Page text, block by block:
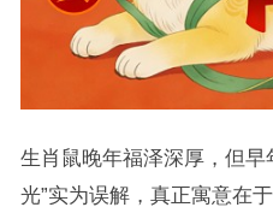
生肖鼠晚年福泽深厚，但早
光”实为误解，真正寓意在